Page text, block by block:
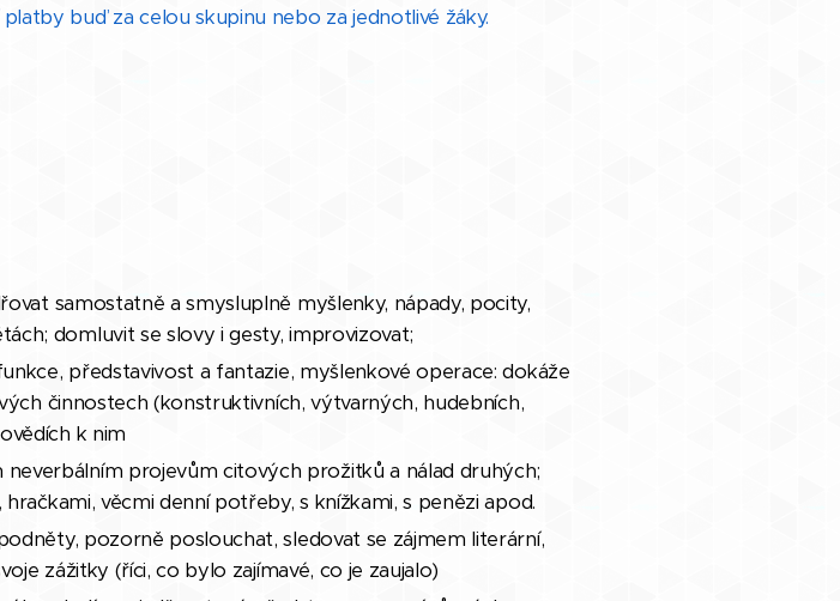
buď za celou skupinu nebo za jednotlivé žáky.
samostatně a smysluplně myšlenky, nápady, pocity,
domluvit se slovy i gesty, improvizovat;
představivost a fantazie, myšlenkové operace: dokáže
činnostech (konstruktivních, výtvarných, hudebních,
k nim
projevům citových prožitků a nálad druhých;
věcmi denní potřeby, s knížkami, s penězi apod.
pozorně poslouchat, sledovat se zájmem literární,
zážitky (říci, co bylo zajímavé, co je zaujalo)